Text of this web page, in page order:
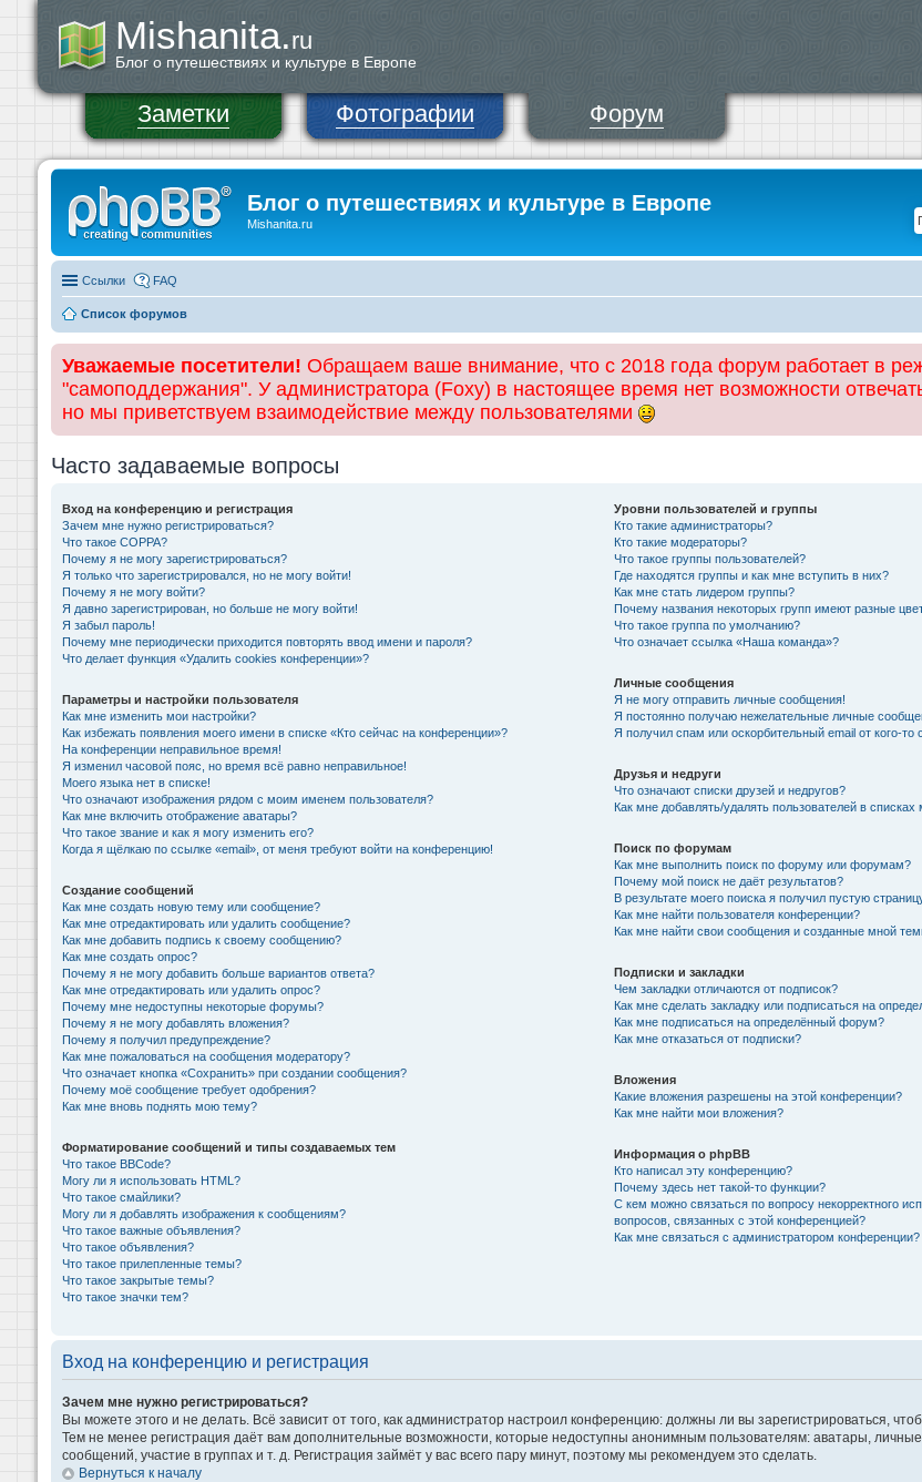
Mishanita.ru
Блог о путешествиях и культуре в Европе
Заметки Фотографии Форум
Блог о путешествиях и культуре в Европе
Mishanita.ru
Ссылки FAQ
Список форумов
Уважаемые посетители! Обращаем ваше внимание, что с 2018 года форум работает в
"самоподдержания". У администратора (Foxy) в настоящее время нет возможности
но мы приветствуем взаимодействие между пользователями
Часто задаваемые вопросы
Вход на конференцию и регистрация
Зачем мне нужно регистрироваться?
Что такое COPPA?
Почему я не могу зарегистрироваться?
Я только что зарегистрировался, но не могу войти!
Почему я не могу войти?
Я давно зарегистрирован, но больше не могу войти!
Я забыл пароль!
Почему мне периодически приходится повторять ввод имени и пароля?
Что делает функция «Удалить cookies конференции»?
Параметры и настройки пользователя
Как мне изменить мои настройки?
Как избежать появления моего имени в списке «Кто сейчас на конференции»?
На конференции неправильное время!
Я изменил часовой пояс, но время всё равно неправильное!
Моего языка нет в списке!
Что означают изображения рядом с моим именем пользователя?
Как мне включить отображение аватары?
Что такое звание и как я могу изменить его?
Когда я щёлкаю по ссылке «email», от меня требуют войти на конференцию!
Создание сообщений
Как мне создать новую тему или сообщение?
Как мне отредактировать или удалить сообщение?
Как мне добавить подпись к своему сообщению?
Как мне создать опрос?
Почему я не могу добавить больше вариантов ответа?
Как мне отредактировать или удалить опрос?
Почему мне недоступны некоторые форумы?
Почему я не могу добавлять вложения?
Почему я получил предупреждение?
Как мне пожаловаться на сообщения модератору?
Что означает кнопка «Сохранить» при создании сообщения?
Почему моё сообщение требует одобрения?
Как мне вновь поднять мою тему?
Форматирование сообщений и типы создаваемых тем
Что такое BBCode?
Могу ли я использовать HTML?
Что такое смайлики?
Могу ли я добавлять изображения к сообщениям?
Что такое важные объявления?
Что такое объявления?
Что такое прилепленные темы?
Что такое закрытые темы?
Что такое значки тем?
Уровни пользователей и группы
Кто такие администраторы?
Кто такие модераторы?
Что такое группы пользователей?
Где находятся группы и как мне вступить в них?
Как мне стать лидером группы?
Почему названия некоторых групп имеют разные
Что такое группа по умолчанию?
Что означает ссылка «Наша команда»?
Личные сообщения
Я не могу отправить личные сообщения!
Я постоянно получаю нежелательные личные
Я получил спам или оскорбительный email от кого-то
Друзья и недруги
Что означают списки друзей и недругов?
Как мне добавлять/удалять пользователей в списках
Поиск по форумам
Как мне выполнить поиск по форуму или форумам?
Почему мой поиск не даёт результатов?
В результате моего поиска я получил пустую
Как мне найти пользователя конференции?
Как мне найти свои сообщения и созданные мной
Подписки и закладки
Чем закладки отличаются от подписок?
Как мне сделать закладку или подписаться на
Как мне подписаться на определённый форум?
Как мне отказаться от подписки?
Вложения
Какие вложения разрешены на этой конференции?
Как мне найти мои вложения?
Информация о phpBB
Кто написал эту конференцию?
Почему здесь нет такой-то функции?
С кем можно связаться по вопросу некорректного
вопросов, связанных с этой конференцией?
Как мне связаться с администратором конференции?
Вход на конференцию и регистрация
Зачем мне нужно регистрироваться?
Вы можете этого и не делать. Всё зависит от того, как администратор настроил конференцию: должны ли вы зарегистрироваться,
Тем не менее регистрация даёт вам дополнительные возможности, которые недоступны анонимным пользователям: аватары,
сообщений, участие в группах и т. д. Регистрация займёт у вас всего пару минут, поэтому мы рекомендуем это сделать.
Вернуться к началу